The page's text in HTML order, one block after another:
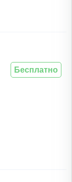
Бесплатно